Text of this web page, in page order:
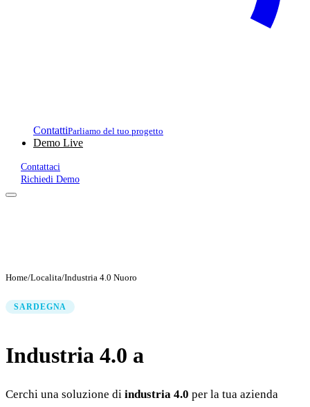
ContattiParliamo del tuo progetto
Demo Live
Contattaci
Richiedi Demo
Home/Localita/Industria 4.0 Nuoro
SARDEGNA
Industria 4.0 a
Cerchi una soluzione di industria 4.0 per la tua azienda